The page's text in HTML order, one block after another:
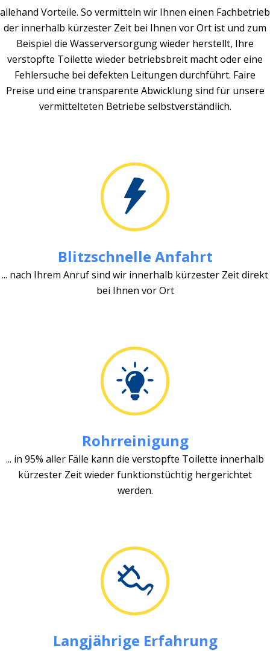
allehand Vorteile. So vermitteln wir Ihnen einen Fachbetrieb
der innerhalb kürzester Zeit bei Ihnen vor Ort ist und zum
Beispiel die Wasserversorgung wieder herstellt, Ihre
verstopfte Toilette wieder betriebsbreit macht oder eine
Fehlersuche bei defekten Leitungen durchführt. Faire
Preise und eine transparente Abwicklung sind für unsere
vermittelteten Betriebe selbstverständlich.
Blitzschnelle Anfahrt
... nach Ihrem Anruf sind wir innerhalb kürzester Zeit direkt
bei Ihnen vor Ort
Rohrreinigung
... in 95% aller Fälle kann die verstopfte Toilette innerhalb
kürzester Zeit wieder funktionstüchtig hergerichtet
werden.
Langjährige Erfahrung